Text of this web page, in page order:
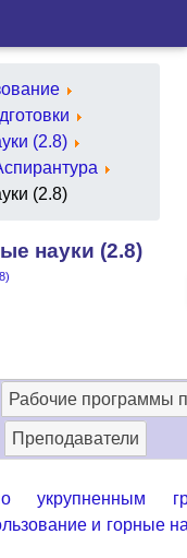
(2.8)
(2.8)
науки (2.8)
Рабочие программы
Преподаватели
укрупненным
и горные